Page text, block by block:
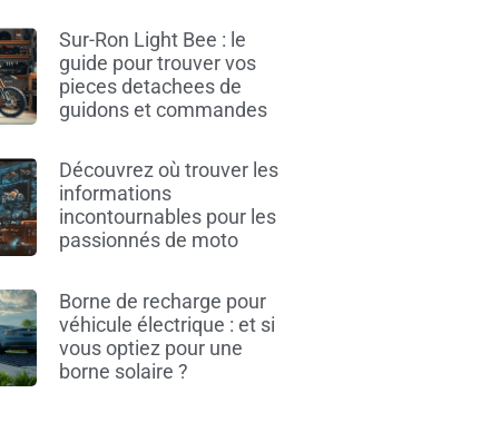
Sur-Ron Light Bee : le
guide pour trouver vos
pieces detachees de
guidons et commandes
Découvrez où trouver les
informations
incontournables pour les
passionnés de moto
Borne de recharge pour
véhicule électrique : et si
vous optiez pour une
borne solaire ?